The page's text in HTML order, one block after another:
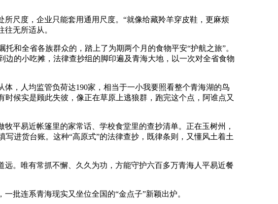
尺度，企业只能套用通用尺度。“就像给藏羚羊穿皮鞋，更麻烦
无所适从。
全省各族群众的，踏上了为期两个月的食物平安“护航之旅”。
的小吃摊，法律查抄组的脚印遍及青海大地，以一次对全省食物
，人均监管负荷达190家，相当于一小我要照看整个青海湖的鸟
候实是顾此失彼，像正在草原上逃狼群，跑完这个点，阿谁点又
平易近帐篷里的家常话、学校食堂里的查抄清单。正在玉树州，
进货台账。这种“高原式”的法律查抄，既律条则，又懂风土着土
。唯有常抓不懈、久久为功，方能守护六百多万青海人平易近餐
连系青海现实又坐位全国的“金点子”新颖出炉。